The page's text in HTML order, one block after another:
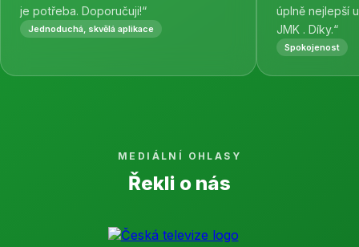
je potřeba. Doporučuji!“
Jednoduchá, skvělá aplikace
úplně nejlepší
JMK . Díky.“
Spokojenost
MEDIÁLNÍ OHLASY
Řekli o nás